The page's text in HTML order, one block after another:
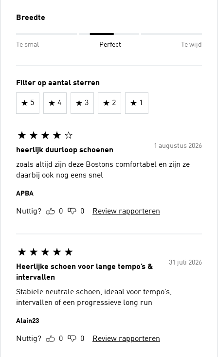
Breedte
Te smal Perfect Te wijd
Filter op aantal sterren
5 4 3 2 1
1 augustus 2026
heerlijk duurloop schoenen
zoals altijd zijn deze Bostons comfortabel en zijn ze
daarbij ook nog eens snel
APBA
Nuttig? 0 0 Review rapporteren
31 juli 2026
Heerlijke schoen voor lange tempo’s &
intervallen
Stabiele neutrale schoen, ideaal voor tempo’s,
intervallen of een progressieve long run
Alain23
Nuttig? 0 0 Review rapporteren